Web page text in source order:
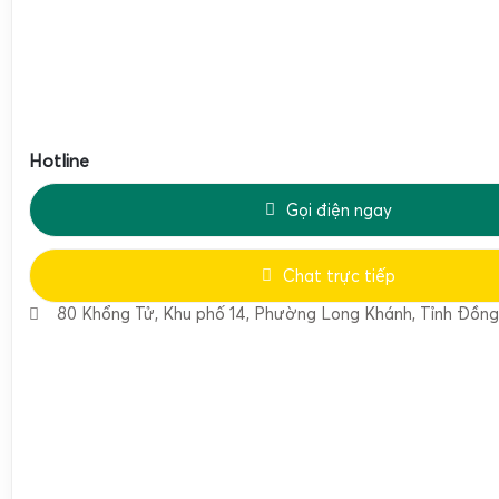
Để kết nối
hiện theo một vài bước đơn giản. Khi nhận được sản
cung cấp hướng dẫn chi tiết về cách thức kết nối. Điều
không phải gặp khó khăn khi lắp đặt và sử dụng.
Công nghệ kết nối không dây giúp giảm thiểu rối rắm
mang lại tính linh hoạt cao trong việc di chuyển và sắp đặt
Hotline
Gọi điện ngay
Chat trực tiếp
80 Khổng Tử, Khu phố 14, Phường Long Khánh, Tỉnh